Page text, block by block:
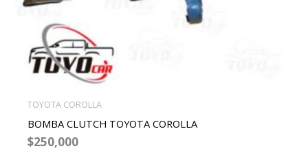
TOYOTA COROLLA
BOMBA CLUTCH TOYOTA COROLLA
$250,000